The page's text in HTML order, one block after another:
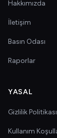
Hakkımızda
İletişim
Basın Odası
Raporlar
YASAL
Gizlilik Politikası
Kullanım